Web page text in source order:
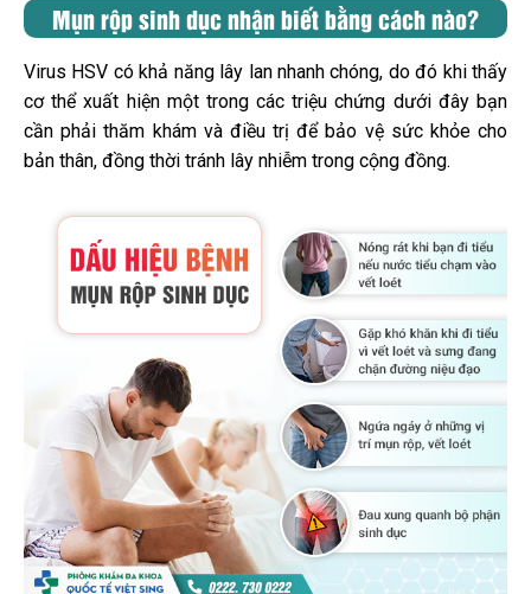
Mụn rộp sinh dục nhận biết bằng cách nào?
Virus HSV có khả năng lây lan nhanh chóng, do đó khi thấy
cơ thể xuất hiện một trong các triệu chứng dưới đây bạn
cần phải thăm khám và điều trị để bảo vệ sức khỏe cho
bản thân, đồng thời tránh lây nhiễm trong cộng đồng.